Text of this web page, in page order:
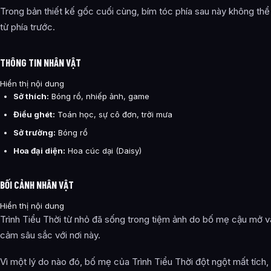
Trong bản thiết kế gốc cuối cùng, bím tóc phía sau này không
từ phía trước.
THÔNG TIN NHÂN VẬT
Hiển thị nội dung
Sở thích: Bóng rổ, nhiếp ảnh, game
Điều ghét: Toán học, sự cô đơn, trời mưa
Sở trường: Bóng rổ
Hoa đại diện: Hoa cúc dại (Daisy)
BỐI CẢNH NHÂN VẬT
Hiển thị nội dung
Trình Tiểu Thời từ nhỏ đã sống trong tiệm ảnh do bố mẹ cậu mở
cảm sâu sắc với nơi này.
Vì một lý do nào đó, bố mẹ của Trình Tiểu Thời đột ngột mất tích,